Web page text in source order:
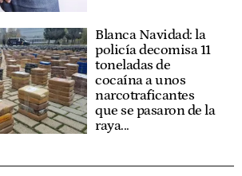
Blanca Navidad: la
policía decomisa 11
toneladas de
cocaína a unos
narcotraficantes
que se pasaron de la
raya...